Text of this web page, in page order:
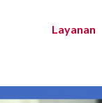
Layanan